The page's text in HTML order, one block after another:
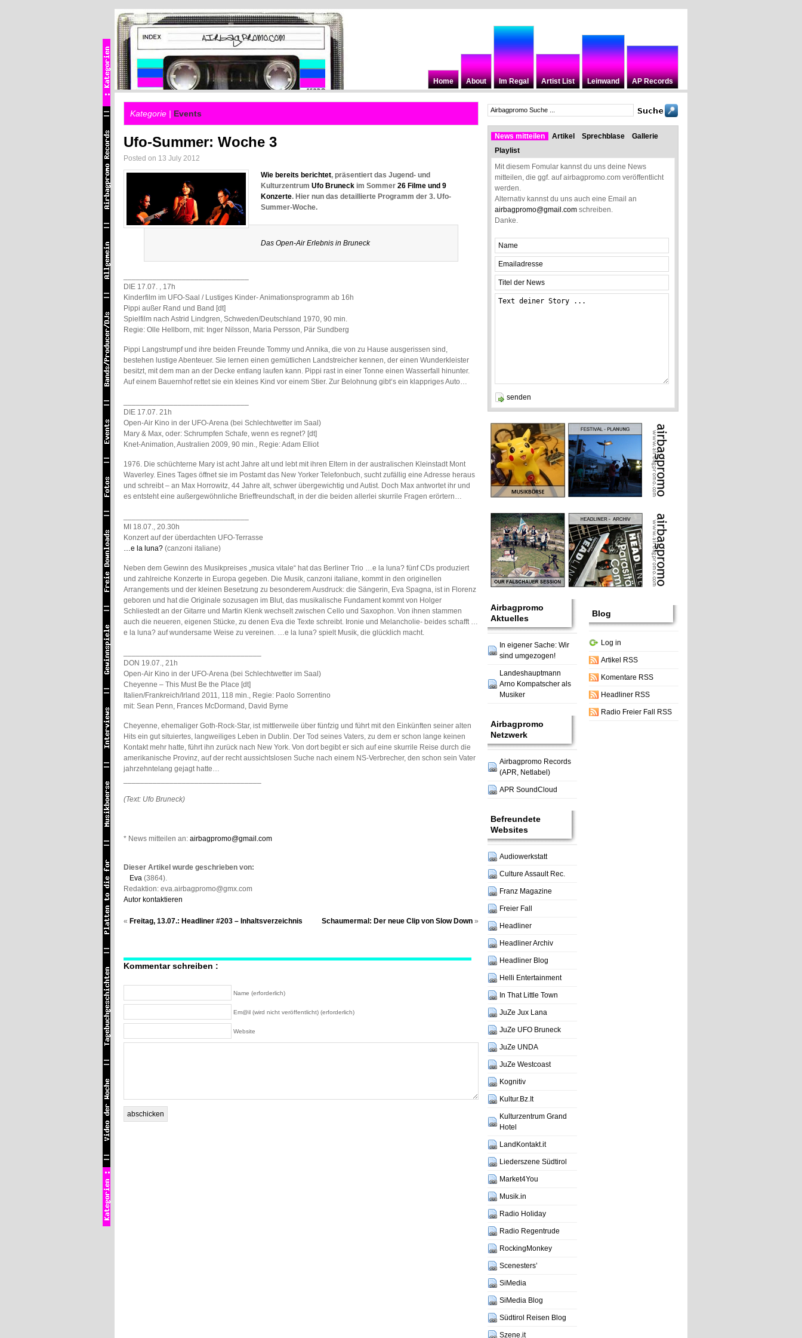
Home About Im Regal Artist List Leinwand AP Records
Kategorie | Events
Ufo-Summer: Woche 3
Posted on 13 July 2012
Wie bereits berichtet, präsentiert das Jugend- und
Kulturzentrum Ufo Bruneck im Sommer 26 Filme und 9
Konzerte. Hier nun das detaillierte Programm der 3. Ufo-
Summer-Woche.
Das Open-Air Erlebnis in Bruneck
DIE 17.07. , 17h
Kinderfilm im UFO-Saal / Lustiges Kinder- Animationsprogramm ab 16h
Pippi außer Rand und Band [dt]
Spielfilm nach Astrid Lindgren, Schweden/Deutschland 1970, 90 min.
Regie: Olle Hellborn, mit: Inger Nilsson, Maria Persson, Pär Sundberg
Pippi Langstrumpf und ihre beiden Freunde Tommy und Annika, die von zu Hause ausgerissen sind,
bestehen lustige Abenteuer. Sie lernen einen gemütlichen Landstreicher kennen, der einen Wunderkleister
besitzt, mit dem man an der Decke entlang laufen kann. Pippi rast in einer Tonne einen Wasserfall hinunter.
Auf einem Bauernhof rettet sie ein kleines Kind vor einem Stier. Zur Belohnung gibt‘s ein klappriges Auto…
DIE 17.07. 21h
Open-Air Kino in der UFO-Arena (bei Schlechtwetter im Saal)
Mary & Max, oder: Schrumpfen Schafe, wenn es regnet? [dt]
Knet-Animation, Australien 2009, 90 min., Regie: Adam Elliot
1976. Die schüchterne Mary ist acht Jahre alt und lebt mit ihren Eltern in der australischen Kleinstadt Mont
Waverley. Eines Tages öffnet sie im Postamt das New Yorker Telefonbuch, sucht zufällig eine Adresse heraus
und schreibt – an Max Horrowitz, 44 Jahre alt, schwer übergewichtig und Autist. Doch Max antwortet ihr und
es entsteht eine außergewöhnliche Brieffreundschaft, in der die beiden allerlei skurrile Fragen erörtern…
MI 18.07., 20.30h
Konzert auf der überdachten UFO-Terrasse
…e la luna? (canzoni italiane)
Neben dem Gewinn des Musikpreises „musica vitale“ hat das Berliner Trio …e la luna? fünf CDs produziert
und zahlreiche Konzerte in Europa gegeben. Die Musik, canzoni italiane, kommt in den originellen
Arrangements und der kleinen Besetzung zu besonderem Ausdruck: die Sängerin, Eva Spagna, ist in Florenz
geboren und hat die Originale sozusagen im Blut, das musikalische Fundament kommt von Holger
Schliestedt an der Gitarre und Martin Klenk wechselt zwischen Cello und Saxophon. Von ihnen stammen
auch die neueren, eigenen Stücke, zu denen Eva die Texte schreibt. Ironie und Melancholie- beides schafft …
e la luna? auf wundersame Weise zu vereinen. …e la luna? spielt Musik, die glücklich macht.
DON 19.07., 21h
Open-Air Kino in der UFO-Arena (bei Schlechtwetter im Saal)
Cheyenne – This Must Be the Place [dt]
Italien/Frankreich/Irland 2011, 118 min., Regie: Paolo Sorrentino
mit: Sean Penn, Frances McDormand, David Byrne
Cheyenne, ehemaliger Goth-Rock-Star, ist mittlerweile über fünfzig und führt mit den Einkünften seiner alten
Hits ein gut situiertes, langweiliges Leben in Dublin. Der Tod seines Vaters, zu dem er schon lange keinen
Kontakt mehr hatte, führt ihn zurück nach New York. Von dort begibt er sich auf eine skurrile Reise durch die
amerikanische Provinz, auf der recht aussichtslosen Suche nach einem NS-Verbrecher, den schon sein Vater
jahrzehntelang gejagt hatte…
(Text: Ufo Bruneck)
* News mitteilen an: airbagpromo@gmail.com
Dieser Artikel wurde geschrieben von:
Eva (3864).
Redaktion: eva.airbagpromo@gmx.com
Autor kontaktieren
« Freitag, 13.07.: Headliner #203 – Inhaltsverzeichnis Schaumermal: Der neue Clip von Slow Down »
Kommentar schreiben :
Name (erforderlich)
Em@il (wird nicht veröffentlicht) (erforderlich)
Website
News mitteilen Artikel Sprechblase
Gallerie
Playlist
Mit diesem Fomular kannst du uns deine News
mitteilen, die ggf. auf airbagpromo.com veröffentlicht
werden.
Alternativ kannst du uns auch eine Email an
airbagpromo@gmail.com schreiben.
Danke.
Airbagpromo
Aktuelles
In eigener Sache: Wir
sind umgezogen!
Landeshauptmann
Arno Kompatscher als
Musiker
Airbagpromo
Netzwerk
Airbagpromo Records
(APR, Netlabel)
APR SoundCloud
Befreundete
Websites
Audiowerkstatt
Culture Assault Rec.
Franz Magazine
Freier Fall
Headliner
Headliner Archiv
Headliner Blog
Helli Entertainment
In That Little Town
JuZe Jux Lana
JuZe UFO Bruneck
JuZe UNDA
JuZe Westcoast
Kognitiv
Kultur.Bz.It
Kulturzentrum Grand
Hotel
LandKontakt.it
Liederszene Südtirol
Market4You
Musik.in
Radio Holiday
Radio Regentrude
RockingMonkey
Scenesters’
SiMedia
SiMedia Blog
Südtirol Reisen Blog
Szene.it
Blog
Log in
Artikel RSS
Komentare RSS
Headliner RSS
Radio Freier Fall RSS